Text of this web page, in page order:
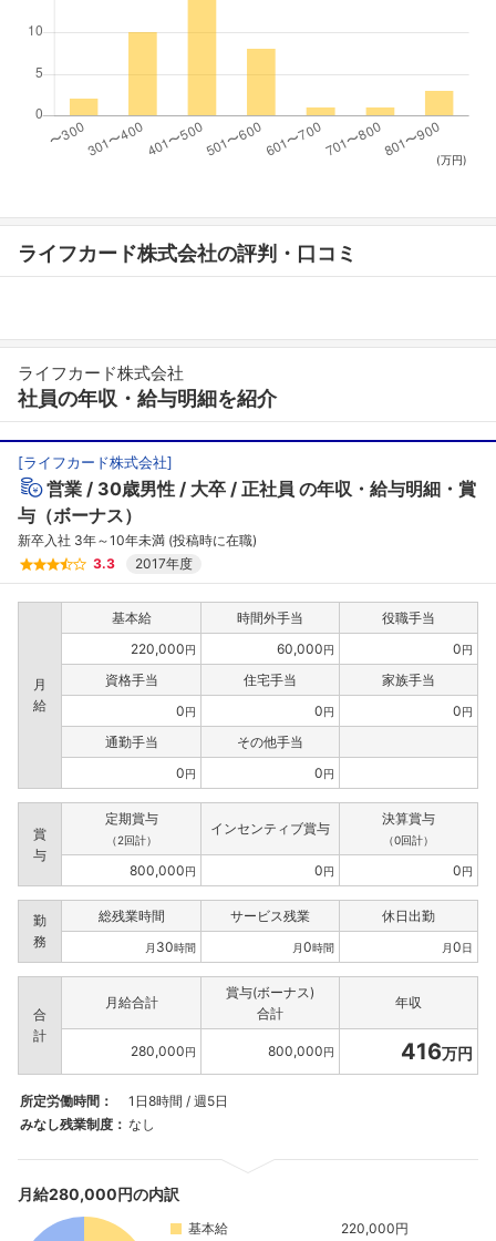
(万円)
ライフカード株式会社の評判・口コミ
ライフカード株式会社
社員の年収・給与明細を紹介
[ライフカード株式会社]
営業 30歳男性 大卒 正社員 の年収・給与明細・賞
与（ボーナス）
新卒入社 3年～10年未満 (投稿時に在職)
3.3
2017年度
月
給
基本給 時間外手当
役職手当
220,000円 60,000円 0円
資格手当 住宅手当
家族手当
0円 0円 0円
通勤手当
その他手当
0円 0円
賞
与
定期賞与
（2回計）
インセンティブ賞与
決算賞与
（0回計）
800,000円 0円 0円
勤
務
総残業時間 サービス残業 休日出勤
月 30時間 月0時間 月0日
合
計
月給合計
賞与(ボーナス)
合計
年収
280,000円 800,000円 416万円
所定労働時間：
1日8時間 / 週5日
みなし残業制度： なし
月給280,000円の内訳
基本給
220,000円